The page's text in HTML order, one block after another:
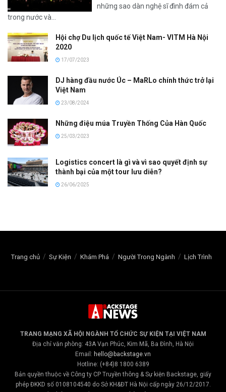
những sao dàn nghệ sĩ đình đám cả
trong nước và...
Hội chợ Du lịch quốc tế Việt Nam- VITM Hà Nội
2020
17/07/2023
DJ hàng đầu nước Úc – MaRLo chính thức trở lại
Việt Nam
23/08/2024
Những điệu múa Truyền Thống Của Hàn Quốc
25/03/2023
Logistics concert là gì và vì sao quyết định sự
thành bại của một tour lưu diễn?
26/06/2025
Trang chủ Sự Kiện Khám Phá Người Trong Ngành Lịch Trình
TRANG MẠNG XÃ HỘI NGÀNH TỔ CHỨC SỰ KIỆN TẠI VIỆT NAM
Địa chỉ văn phòng: 43A Vạn Phúc, Kim Mã, Ba Đình, Hà Nội
Email: hello@backstage.vn
Hotline: (+84)8 1800 6389
Bản quyền thuộc về Công ty CP Truyền thông & Sự kiện Backstage, giấy
phép ĐKKD số 0108104540 do Sở KH&ĐT Hà Nội cấp ngày 26/12/2017.